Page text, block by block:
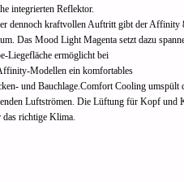
integrierten Reflektor.
dennoch kraftvollen Auftritt gibt der Affinity
Das Mood Light Magenta setzt dazu
Liegefläche ermöglicht bei
Modellen ein komfortables
und Bauchlage.Comfort Cooling umspült
Luftströmen. Die Lüftung für Kopf und
das richtige Klima.